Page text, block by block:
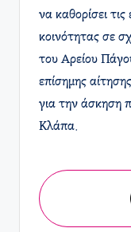
να καθορίσει τις
κοινότητας σε
του Αρείου
επίσημης
για την άσκηση
Κλάπα.